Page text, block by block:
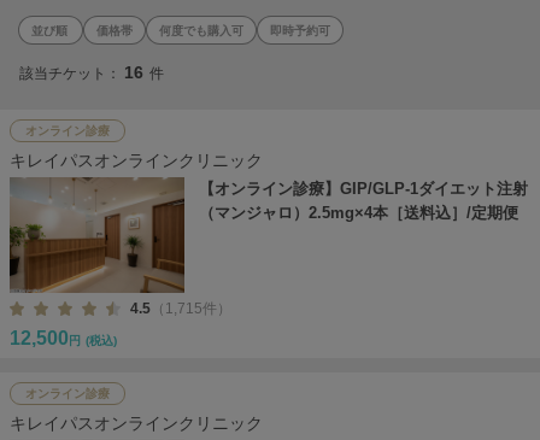
価格帯 何度でも購入可 即時予約可
該当チケット： 16 件
オンライン診療
キレイパスオンラインクリニック
【オンライン診療】GIP/GLP-1ダイエット注射
（マンジャロ）2.5mg×4本［送料込］/定期便
4.5 （1,715件）
12,500 円 (税込)
オンライン診療
キレイパスオンラインクリニック